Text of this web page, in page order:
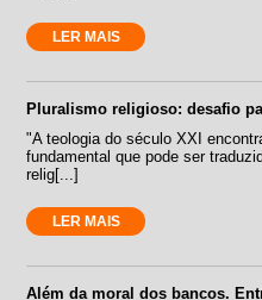
LER MAIS
Pluralismo religioso: desafio
"A teologia do século XXI
fundamental que pode ser
relig[...]
LER MAIS
Além da moral dos bancos.